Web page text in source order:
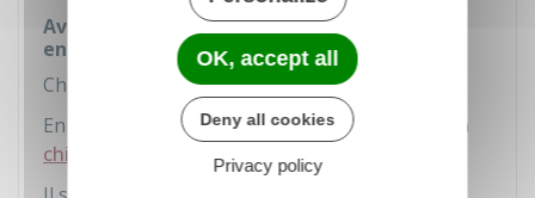
Avantages et inconvénients de la micro-
entreprise
Chiffre d'affaires à ne pas dépasser
En tant que
micro-entrepreneur , vous avez un
chiffre d'affaires
à ne pas dépasser
OK, accept all
Deny all cookies
Privacy policy